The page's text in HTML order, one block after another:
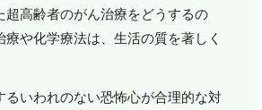
高齢者のがん治療をどうするの
や化学療法は、生活の質を著しく
いわれのない恐怖心が合理的な対